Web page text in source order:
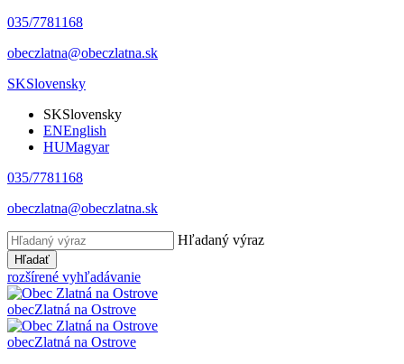
035/7781168
obeczlatna@obeczlatna.sk
SKSlovensky
SKSlovensky
ENEnglish
HUMagyar
035/7781168
obeczlatna@obeczlatna.sk
Hľadaný výraz
Hľadať
rozšírené vyhľadávanie
obecZlatná na Ostrove
obecZlatná na Ostrove